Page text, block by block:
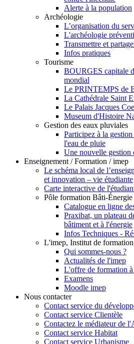
Alerte à la population
Archéologie
L’organisation du
L'archéologie
Transmettre et
Infos pratiques
Tourisme
BOURGES capitale
mondial
Le PRINTEMPS de
La Cathédrale Saint
Le Palais Jacques
Museum d'Histoire
Gestion des eaux pluviales
Participez à la
l'eau de pluie
Une nouvelle gestion
Enseignement / Formation / imep
Le schéma local de
et innovation – vie étudiante
Carte interactive de
Pôle formation Bâti-Énergie
Catalogue en ligne
Praxibat, un plateau
bâtiment et à l'énergie
Infos Techniques -
L'imep, Institut de
Qui sommes-nous ?
Actualités de l'imep
L'offre de formation
Examens
Moodle imep
Nous contacter
Contact service du
Contact service Clientèle
Contactez le médiateur de
Contact service Habitat
Contact service Urbanisme